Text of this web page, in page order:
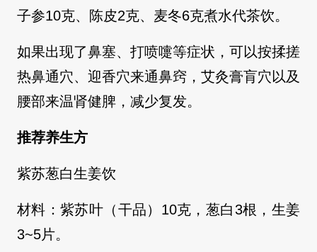
子参10克、陈皮2克、麦冬6克煮水代茶饮。
如果出现了鼻塞、打喷嚏等症状，可以按揉搓
热鼻通穴、迎香穴来通鼻窍，艾灸膏肓穴以及
腰部来温肾健脾，减少复发。
推荐养生方
紫苏葱白生姜饮
材料：紫苏叶（干品）10克，葱白3根，生姜
3~5片。